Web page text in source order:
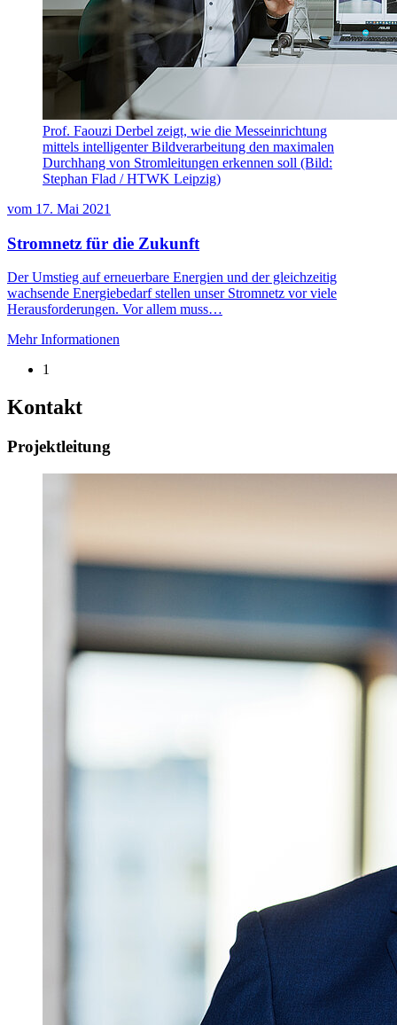
Prof. Faouzi Derbel zeigt, wie die Messeinrichtung
mittels intelligenter Bildverarbeitung den maximalen
Durchhang von Stromleitungen erkennen soll (Bild:
Stephan Flad / HTWK Leipzig)
vom 17. Mai 2021
Stromnetz für die Zukunft
Der Umstieg auf erneuerbare Energien und der gleichzeitig
wachsende Energiebedarf stellen unser Stromnetz vor viele
Herausforderungen. Vor allem muss…
Mehr Informationen
1
Kontakt
Projektleitung